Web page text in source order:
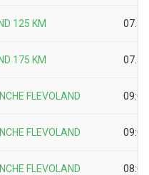
125 KM
175 KM
FLEVOLAND
FLEVOLAND
FLEVOLAND